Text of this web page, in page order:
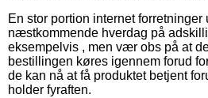
En stor portion internet
næstkommende hverdag på
eksempelvis , men vær obs på at
bestillingen køres igennem forud
de kan nå at få produktet betjent
holder fyraften.